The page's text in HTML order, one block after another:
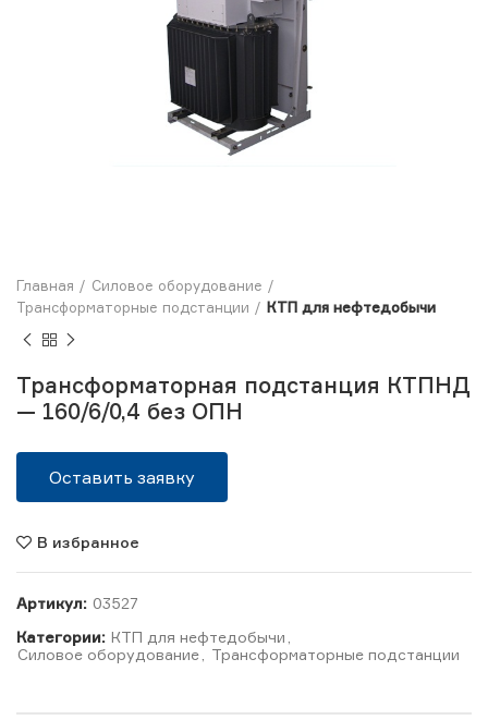
Главная
Силовое оборудование
Трансформаторные подстанции
КТП для нефтедобычи
Трансформаторная подстанция КТПНД
— 160/6/0,4 без ОПН
Оставить заявку
В избранное
Артикул: 03527
Категории: КТП для нефтедобычи
Силовое оборудование
Трансформаторные подстанции